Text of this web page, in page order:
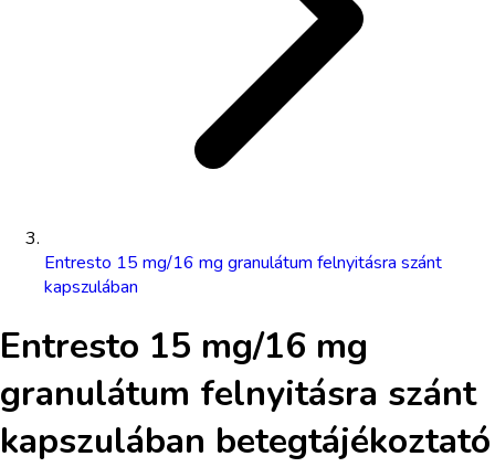
Entresto 15 mg/16 mg granulátum felnyitásra szánt
kapszulában
Entresto 15 mg/16 mg
granulátum felnyitásra szánt
kapszulában betegtájékoztató